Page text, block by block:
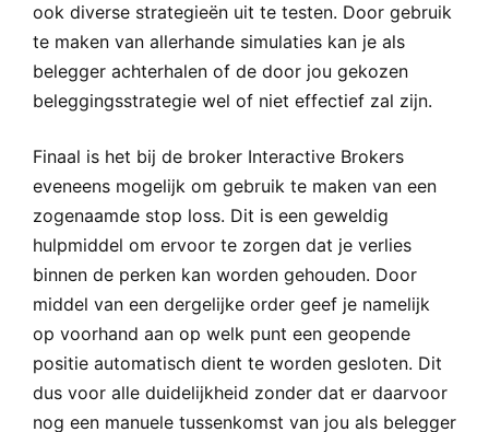
ook diverse strategieën uit te testen. Door gebruik
te maken van allerhande simulaties kan je als
belegger achterhalen of de door jou gekozen
beleggingsstrategie wel of niet effectief zal zijn.
Finaal is het bij de broker Interactive Brokers
eveneens mogelijk om gebruik te maken van een
zogenaamde stop loss. Dit is een geweldig
hulpmiddel om ervoor te zorgen dat je verlies
binnen de perken kan worden gehouden. Door
middel van een dergelijke order geef je namelijk
op voorhand aan op welk punt een geopende
positie automatisch dient te worden gesloten. Dit
dus voor alle duidelijkheid zonder dat er daarvoor
nog een manuele tussenkomst van jou als belegger